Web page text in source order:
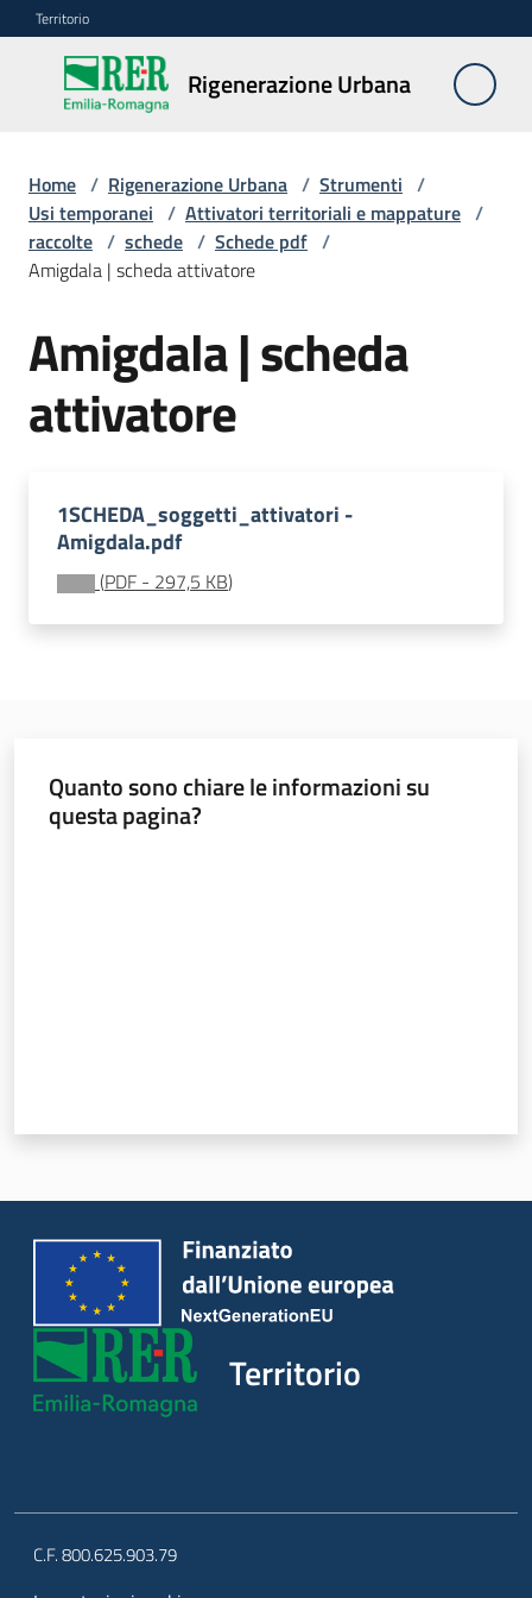
Vai al contenuto
Vai alla navigazione
Vai al footer
Territorio
Rigenerazione Urbana
Rigenerazione
Urbana
Misure
e
contributi
Strumenti
Menu selezionato
Divulgazione
Seguici
Leggi Atti Bandi
Piani Programmi
Progetti
Home / Rigenerazione Urbana / Strumenti /
Usi temporanei / Attivatori territoriali e mappature /
raccolte / schede / Schede pdf /
Amigdala | scheda attivatore
Amigdala | scheda
attivatore
1SCHEDA_soggetti_attivatori -
Amigdala.pdf
(PDF - 297,5 KB)
Quanto sono chiare le informazioni su
questa pagina?
Territorio
C.F. 800.625.903.79